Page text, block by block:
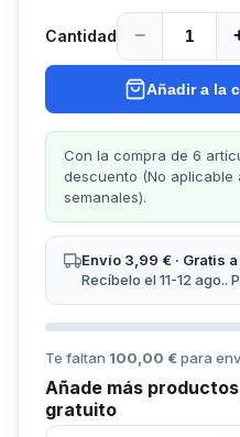
Cantidad −
Añadir a la
Con la compra de 6
descuento (No
semanales).
Envío 3,99 € · Gratis
Recíbelo el 11-12 ago..
Te faltan 100,00 €para
Añade más
gratuito